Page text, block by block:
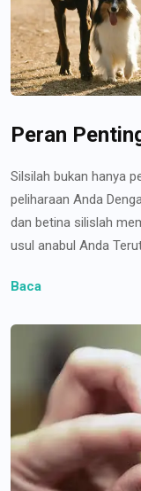
Peran
Silsilah bukan hanya
peliharaan Anda
dan betina silislah
usul anabul Anda
Baca